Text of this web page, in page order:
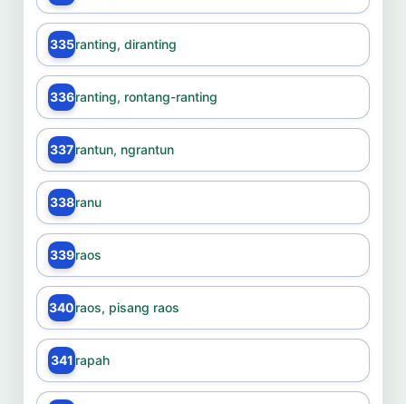
335ranting, diranting
336ranting, rontang-ranting
337rantun, ngrantun
338ranu
339raos
340raos, pisang raos
341 rapah